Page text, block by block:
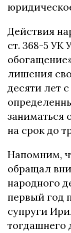
Действия
ст. 368-5 УК
лишения
десяти лет
заниматься
на срок до
Напомним,
обращал
народного
первый год
супруги
тогдашнего